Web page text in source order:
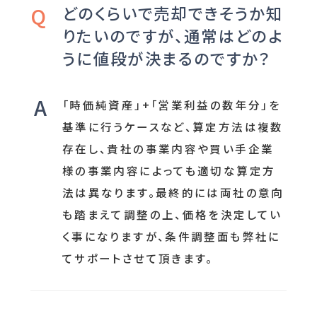
どのくらいで売却できそうか知
りたいのですが、通常はどのよ
うに値段が決まるのですか？
「時価純資産」+「営業利益の数年分」を
基準に行うケースなど、算定方法は複数
存在し、貴社の事業内容や買い手企業
様の事業内容によっても適切な算定方
法は異なります。最終的には両社の意向
も踏まえて調整の上、価格を決定してい
く事になりますが、条件調整面も弊社に
てサポートさせて頂きます。